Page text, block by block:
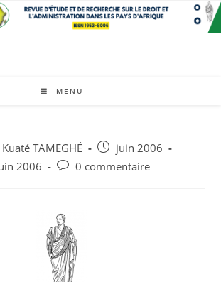
MENU
TAMEGHÉ
juin 2006
2006
0 commentaire